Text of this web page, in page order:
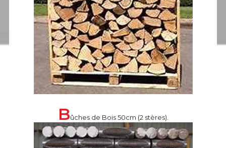
Bûches de Bois 50cm (2 stères).